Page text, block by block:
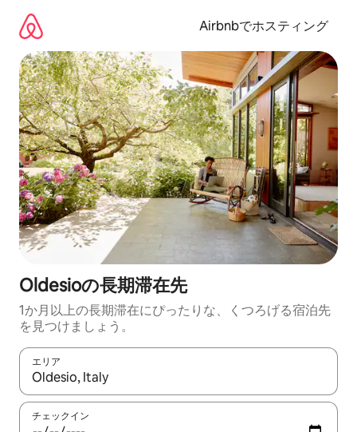
Airbnbでホスティング
Oldesioの長期滞在先
1か月以上の長期滞在にぴったりな、くつろげる宿泊先
を見つけましょう。
エリア
検索結果が表示されたら、上下の矢印キーを使って移動するか
チェックイン